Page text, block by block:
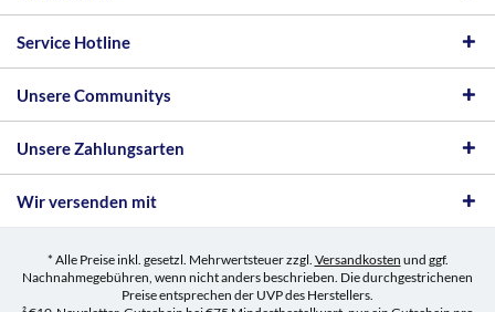
Service Hotline
Unsere Communitys
Unsere Zahlungsarten
Wir versenden mit
* Alle Preise inkl. gesetzl. Mehrwertsteuer zzgl. Versandkosten und ggf.
Nachnahmegebühren, wenn nicht anders beschrieben. Die durchgestrichenen
Preise entsprechen der UVP des Herstellers.